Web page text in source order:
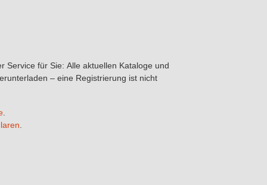
Service für Sie: Alle aktuellen Kataloge und
– eine Registrierung ist nicht
.
.